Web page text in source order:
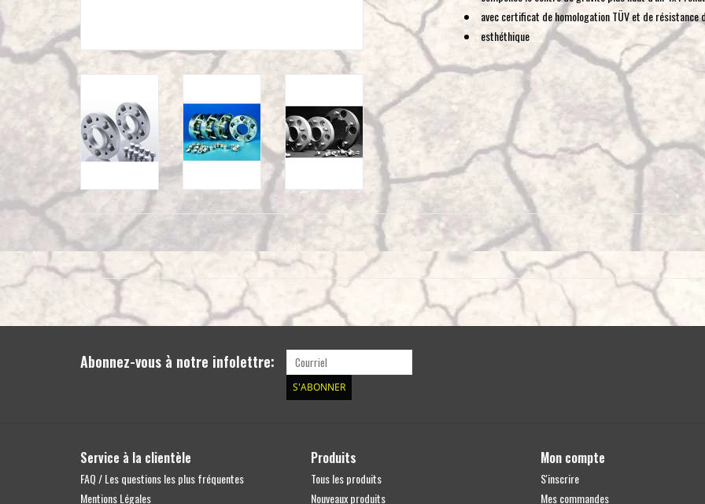
avec certificat de homologation TÜV et de résistance
esthéthique
Abonnez-vous à notre infolettre:
S'ABONNER
Service à la clientèle
FAQ / Les questions les plus fréquentes
Mentions Légales
Produits
Tous les produits
Nouveaux produits
Mon compte
S'inscrire
Mes commandes